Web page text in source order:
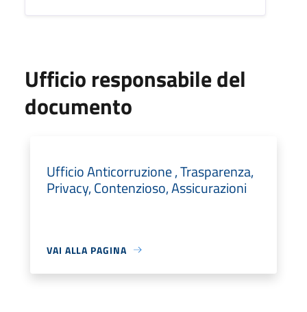
Ufficio responsabile del
documento
Ufficio Anticorruzione , Trasparenza,
Privacy, Contenzioso, Assicurazioni
VAI ALLA PAGINA